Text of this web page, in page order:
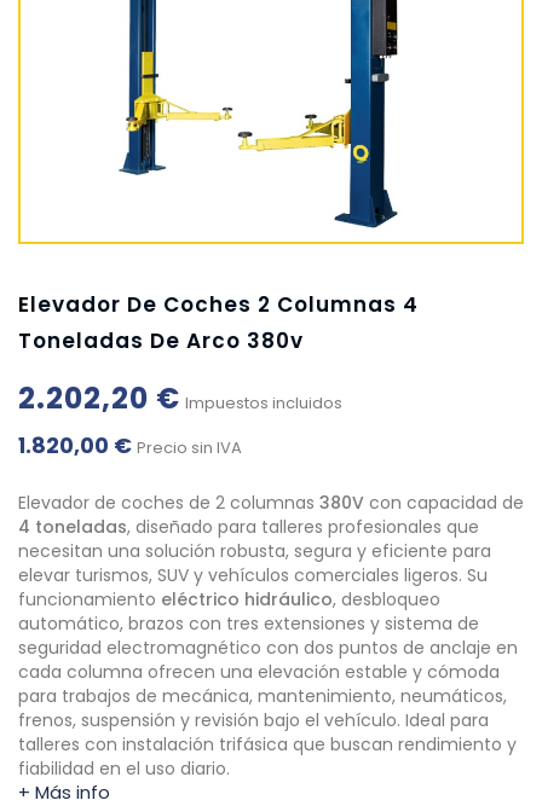
Elevador De Coches 2 Columnas 4
Toneladas De Arco 380v
2.202,20 € Impuestos incluidos
1.820,00 € Precio sin IVA
Elevador de coches de 2 columnas 380V con capacidad de
4 toneladas, diseñado para talleres profesionales que
necesitan una solución robusta, segura y eficiente para
elevar turismos, SUV y vehículos comerciales ligeros. Su
funcionamiento eléctrico hidráulico, desbloqueo
automático, brazos con tres extensiones y sistema de
seguridad electromagnético con dos puntos de anclaje en
cada columna ofrecen una elevación estable y cómoda
para trabajos de mecánica, mantenimiento, neumáticos,
frenos, suspensión y revisión bajo el vehículo. Ideal para
talleres con instalación trifásica que buscan rendimiento y
fiabilidad en el uso diario.
+ Más info